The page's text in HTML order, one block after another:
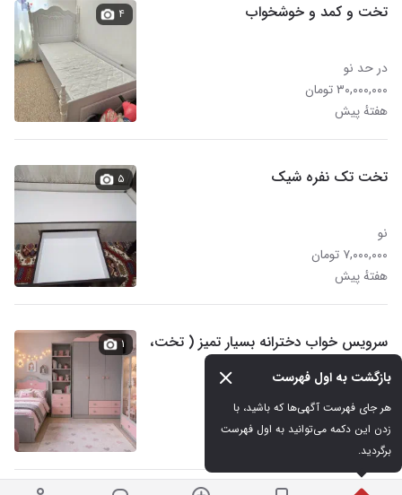
بازگشت به اول فهرست
برگردید.
تخت و کمد و خوشخواب
در حد نو
۳۰,۰۰۰,۰۰۰ تومان
هفتهٔ پیش
۴
تخت تک نفره شیک
نو
۷,۰۰۰,۰۰۰ تومان
هفتهٔ پیش
۵
سرویس خواب دخترانه بسیار تمیز ( تخت،
کمد + تشک)
در حد نو
۱,۰۰۰ تومان
هفتهٔ پیش
۱